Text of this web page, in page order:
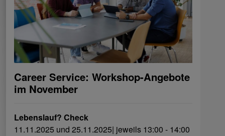
Career Service: Workshop-Angebote
im November
Lebenslauf? Check
11.11.2025 und 25.11.2025| jeweils 13:00 - 14:00